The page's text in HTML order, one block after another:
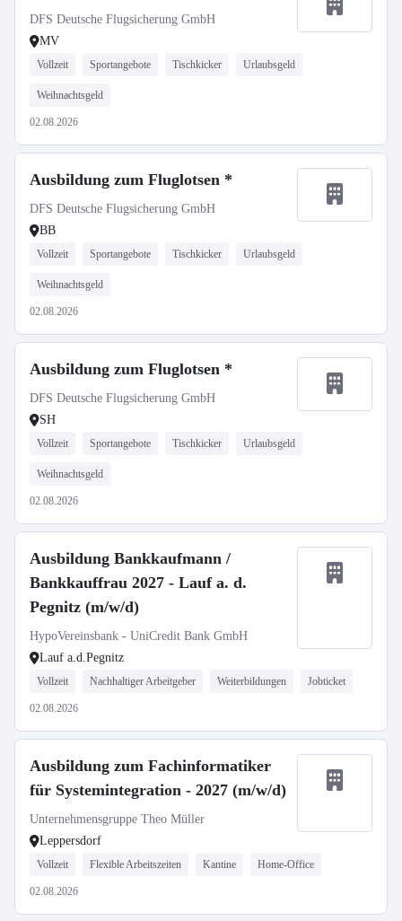
DFS Deutsche Flugsicherung GmbH
MV
Vollzeit Sportangebote Tischkicker Urlaubsgeld
Weihnachtsgeld
02.08.2026
Ausbildung zum Fluglotsen *
DFS Deutsche Flugsicherung GmbH
BB
Vollzeit Sportangebote Tischkicker Urlaubsgeld
Weihnachtsgeld
02.08.2026
Ausbildung zum Fluglotsen *
DFS Deutsche Flugsicherung GmbH
SH
Vollzeit Sportangebote Tischkicker Urlaubsgeld
Weihnachtsgeld
02.08.2026
Ausbildung Bankkaufmann /
Bankkauffrau 2027 - Lauf a. d.
Pegnitz (m/w/d)
HypoVereinsbank - UniCredit Bank GmbH
Lauf a.d.Pegnitz
Vollzeit Nachhaltiger Arbeitgeber Weiterbildungen Jobticket
02.08.2026
Ausbildung zum Fachinformatiker
für Systemintegration - 2027 (m/w/d)
Unternehmensgruppe Theo Müller
Leppersdorf
Vollzeit Flexible Arbeitszeiten Kantine Home-Office
02.08.2026